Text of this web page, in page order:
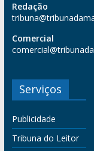
Redação
Comercial
Serviços
Publicidade
Tribuna do Leitor